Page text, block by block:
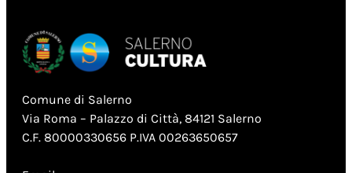
Comune di Salerno
Via Roma – Palazzo di Città, 84121 Salerno
C.F. 80000330656 P.IVA 00263650657